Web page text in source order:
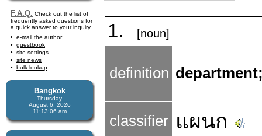
F.A.Q. Check out the list of
frequently asked questions for
a quick answer to your inquiry
e-mail the author
guestbook
site settings
site news
bulk lookup
Bangkok
Thursday
August 6, 2026
11:13:07 am
1. [noun]
definition
classifier แผนก